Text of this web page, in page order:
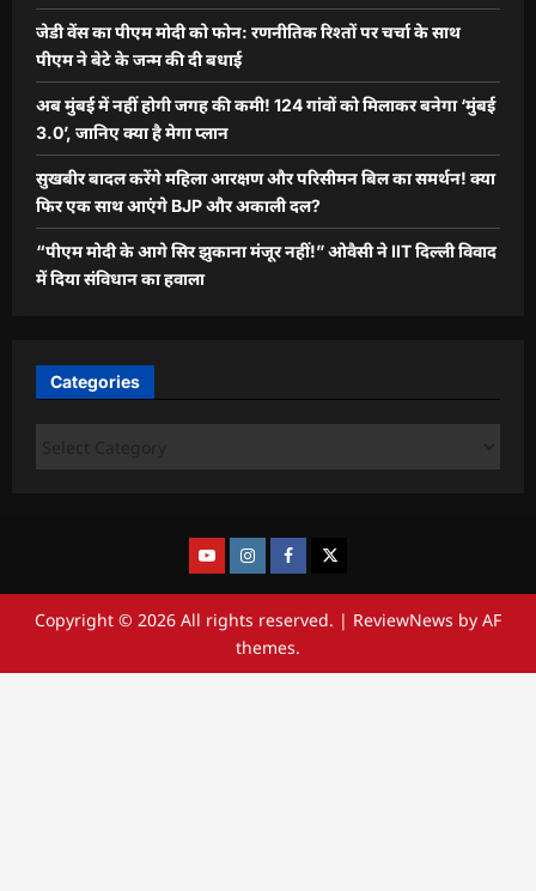
जेडी वेंस का पीएम मोदी को फोन: रणनीतिक रिश्तों पर चर्चा के साथ
पीएम ने बेटे के जन्म की दी बधाई
अब मुंबई में नहीं होगी जगह की कमी! 124 गांवों को मिलाकर बनेगा ‘मुंबई
3.0’, जानिए क्या है मेगा प्लान
सुखबीर बादल करेंगे महिला आरक्षण और परिसीमन बिल का समर्थन! क्या
फिर एक साथ आएंगे BJP और अकाली दल?
“पीएम मोदी के आगे सिर झुकाना मंजूर नहीं!” ओवैसी ने IIT दिल्ली विवाद
में दिया संविधान का हवाला
Categories
Copyright © 2026 All rights reserved. | ReviewNews by AF
themes.